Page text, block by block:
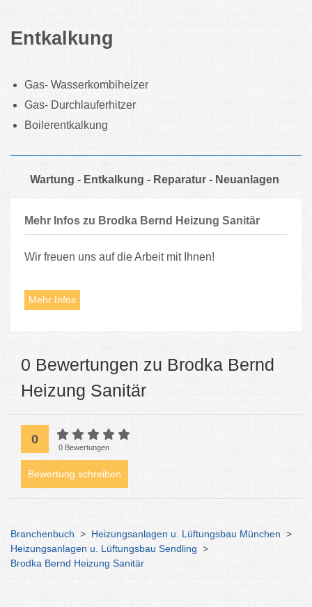
Entkalkung
Gas- Wasserkombiheizer
Gas- Durchlauferhitzer
Boilerentkalkung
Wartung - Entkalkung - Reparatur - Neuanlagen
Mehr Infos zu Brodka Bernd Heizung Sanitär
Wir freuen uns auf die Arbeit mit Ihnen!
Mehr Infos
0 Bewertungen zu Brodka Bernd
Heizung Sanitär
0
0 Bewertungen
Bewertung schreiben
Branchenbuch > Heizungsanlagen u. Lüftungsbau München >
Heizungsanlagen u. Lüftungsbau Sendling >
Brodka Bernd Heizung Sanitär